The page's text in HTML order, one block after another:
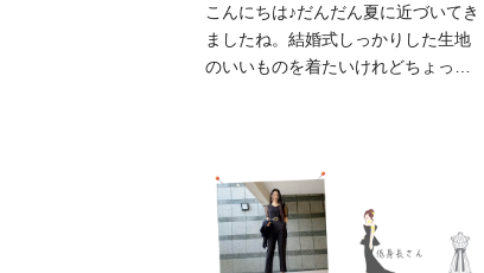
の。デザイナーズブランドです。イ
タリアのヴォーグなどの雑誌の表紙
になるブランド。中々袖を通すこと
こんにちは♪だんだん夏に近づいてき
ましたね。結婚式しっかりした生地
のいいものを着たいけれどちょっと
涼しい！ステキすぎるドレスが入荷
しました！ FRAY I.Dのフリル袖ドレ
スです。グリーンはより華やかな印
象に。ボリューミーなお袖がふんわ